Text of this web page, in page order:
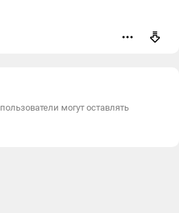
пользователи могут оставлять